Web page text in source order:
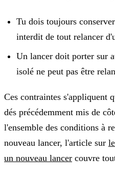
Tu dois toujours conserver
interdit de tout relancer
Un lancer doit porter sur
isolé ne peut pas être
Ces contraintes s'appliquent
dés précédemment mis de
l'ensemble des conditions à
nouveau lancer, l'article sur
un nouveau lancer couvre